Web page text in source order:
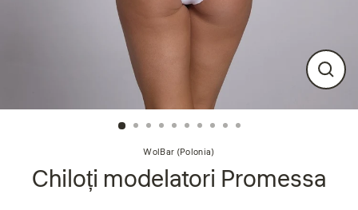
WolBar (Polonia)
Chiloți modelatori Promessa